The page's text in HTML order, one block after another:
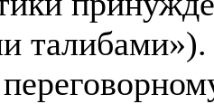
талибами»).